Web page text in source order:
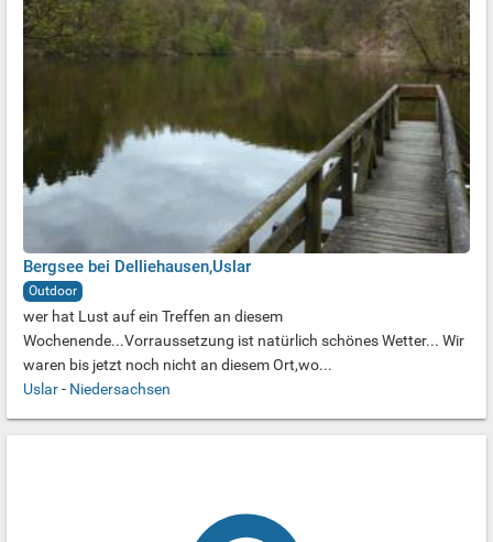
Bergsee bei Delliehausen,Uslar
Outdoor
wer hat Lust auf ein Treffen an diesem
Wochenende...Vorraussetzung ist natürlich schönes Wetter... Wir
waren bis jetzt noch nicht an diesem Ort,wo...
Uslar- Niedersachsen